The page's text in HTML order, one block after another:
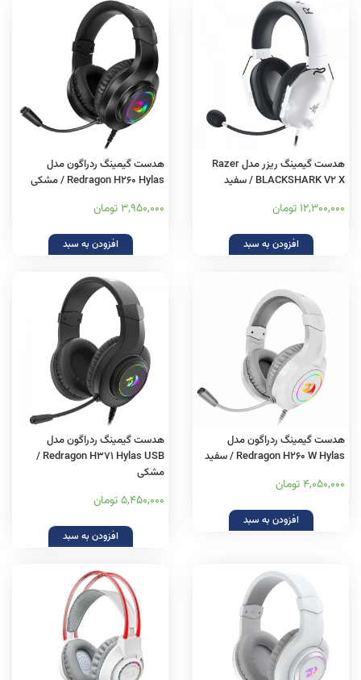
هدست گیمینگ ریزر مدل Razer
BLACKSHARK V2 X / سفید
12,300,000 تومان
افزودن به سبد
هدست گیمینگ ردراگون مدل
Redragon H260 Hylas / مشکی
3,950,000 تومان
افزودن به سبد
هدست گیمینگ ردراگون مدل
Redragon H260 W Hylas / سفید
4,050,000 تومان
افزودن به سبد
هدست گیمینگ ردراگون مدل
Redragon H371 Hylas USB /
مشکی
5,450,000 تومان
افزودن به سبد